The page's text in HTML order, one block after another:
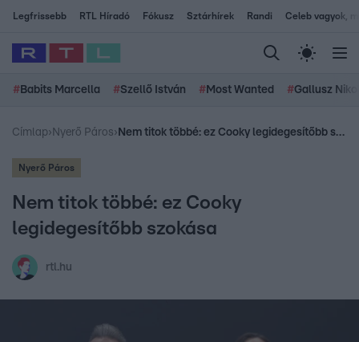
Legfrissebb RTL Híradó Fókusz Sztárhírek Randi Celeb vagyok,
# Babits Marcella #Szellő István # Most Wanted #Gallusz
Címlap› Nyerő Páros› Nem titok többé: ez Cooky legidegesítőbb szokása
Nyerő Páros
Nem titok többé: ez Cooky
legidegesítőbb szokása
rtl.hu